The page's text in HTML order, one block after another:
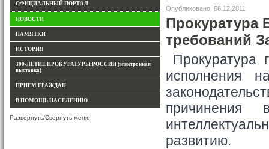
ОФИЦИАЛЬНЫЙ ПОРТАЛ
НОВОСТИ
ПАМЯТКИ
ИСТОРИЯ
300-ЛЕТИЕ ПРОКУРАТУРЫ РОССИИ (электронная
выставка)
ПРИЕМ ГРАЖДАН
В ПОМОЩЬ НАСЕЛЕНИЮ
Развернуть/Свернуть меню
Опубликовано: 06.12.2011
Прокуратура
требований
Прокуратура
исполнения
причинения
развитию.